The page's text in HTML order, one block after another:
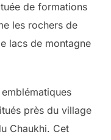
de formations
les rochers de
lacs de montagne
près du village
Chaukhi. Cet